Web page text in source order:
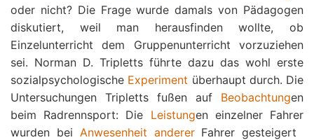
oder nicht? Die Frage wurde damals von Pädagogen
diskutiert, weil man herausfinden wollte, ob
Einzelunterricht dem Gruppenunterricht vorzuziehen
sei. Norman D. Tripletts führte dazu das wohl erste
sozialpsychologische Experiment überhaupt durch. Die
Untersuchungen Tripletts fußen auf Beobachtungen
beim Radrennsport: Die Leistungen einzelner Fahrer
wurden bei Anwesenheit andererFahrer gesteigert 